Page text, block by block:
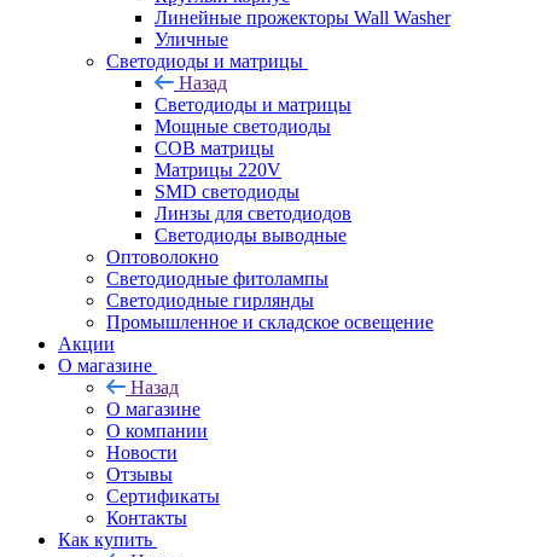
Линейные прожекторы Wall Washer
Уличные
Светодиоды и матрицы
Назад
Светодиоды и матрицы
Мощные светодиоды
COB матрицы
Матрицы 220V
SMD светодиоды
Линзы для светодиодов
Светодиоды выводные
Оптоволокно
Светодиодные фитолампы
Светодиодные гирлянды
Промышленное и складское освещение
Акции
О магазине
Назад
О магазине
О компании
Новости
Отзывы
Сертификаты
Контакты
Как купить